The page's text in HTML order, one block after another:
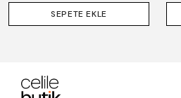
SEPETE EKLE